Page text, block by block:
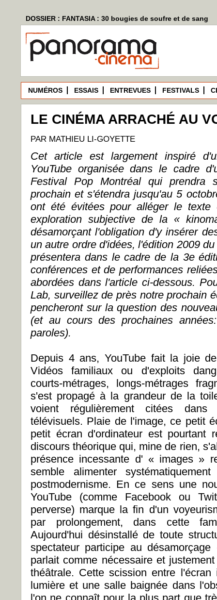
DOSSIER : FANTASIA : 30 bougies de soufre et de sang
NUMÉROS ESSAIS ENTREVUES FESTIVALS
LE CINÉMA ARRACHÉ AU
PAR MATHIEU LI-GOYETTE
Cet article est largement inspiré
YouTube organisée dans le cadre
Festival Pop Montréal qui prendra
prochain et s'étendra jusqu'au 5
ont été évitées pour alléger le texte
exploration subjective de la «
désamorçant l'obligation d'y insérer
un autre ordre d'idées, l'édition 2009
présentera dans le cadre de la 3e
conférences et de performances
abordées dans l'article ci-dessous.
Lab, surveillez de près notre prochain
pencheront sur la question des
(et au cours des prochaines
paroles).
Depuis 4 ans, YouTube fait la joie
Vidéos familiaux ou d'exploits
courts-métrages, longs-métrages
s'est propagé à la grandeur de la
voient régulièrement citées dans
télévisuels. Plaie de l'image, ce petit
petit écran d'ordinateur est pourtant
discours théorique qui, mine de rien,
présence incessante d' « images »
semble alimenter
postmodernisme. En ce sens une
YouTube (comme Facebook ou
perverse) marque la fin d'un
par prolongement, dans cette
Aujourd'hui désinstallé de toute
spectateur participe au
parlait comme nécessaire et
théâtrale. Cette scission entre
lumière et une salle baignée dans